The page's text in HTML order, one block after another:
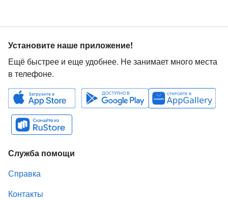
Установите наше приложение!
Ещё быстрее и еще удобнее. Не занимает много места
в телефоне.
Служба помощи
Справка
Контакты